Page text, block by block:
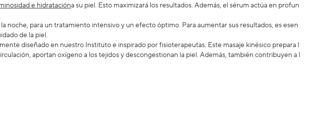
e hidratacióna su piel. Esto maximizará los resultados. Además, el sérum actúa en profun
noche, para un tratamiento intensivo y un efecto óptimo. Para aumentar sus resultados, es esen
de la piel.
diseñado en nuestro Instituto e inspirado por fisioterapeutas. Este masaje kinésico prepara l
aportan oxígeno a los tejidos y descongestionan la piel. Además, también contribuyen a l